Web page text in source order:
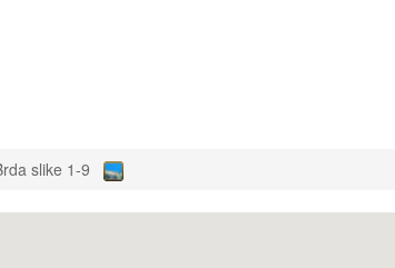
slike 1-9